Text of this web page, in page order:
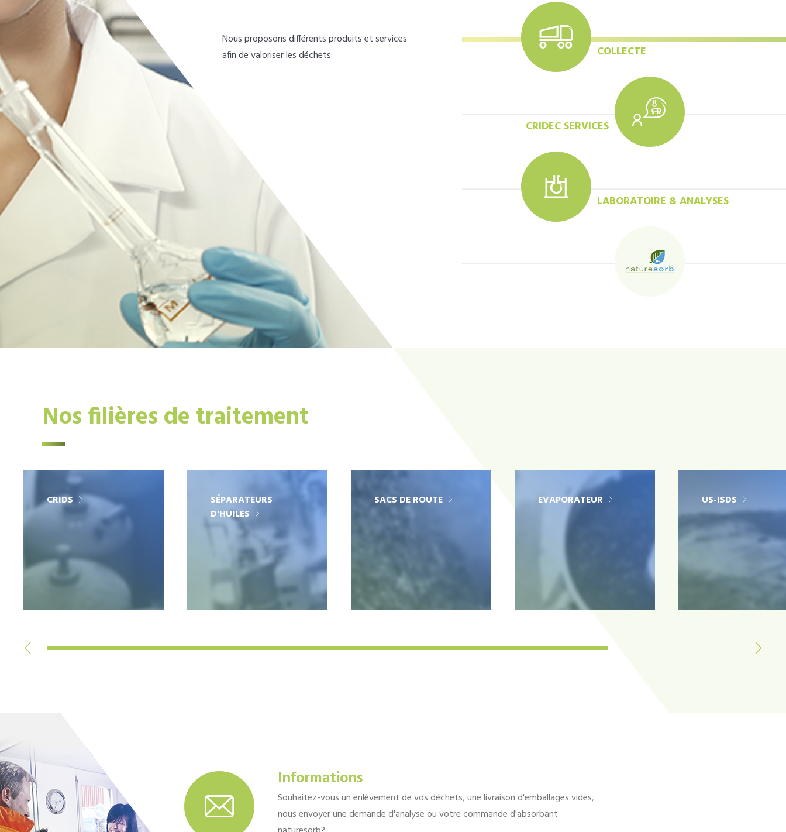
Nous proposons différents produits et services
afin de valoriser les déchets:
COLLECTE
CRIDEC SERVICES
LABORATOIRE & ANALYSES
Nos filières de traitement
CRIDS
SÉPARATEURS
D'HUILES
SACS DE ROUTE EVAPORATEUR US-ISDS
Informations
Souhaitez-vous un enlèvement de vos déchets, une livraison d'emballages vides,
nous envoyer une demande d'analyse ou votre commande d'absorbant